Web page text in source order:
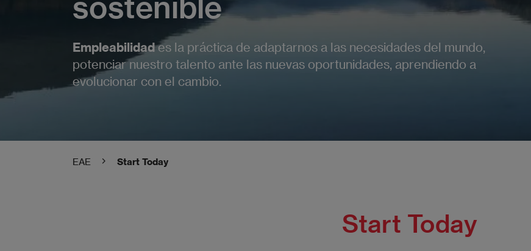
Empleabilidades la práctica de adaptarnos a las necesidades del mundo,
potenciar nuestro talento ante las nuevas oportunidades, aprendiendo a
evolucionar con el cambio.
EAE Start Today
Start Today